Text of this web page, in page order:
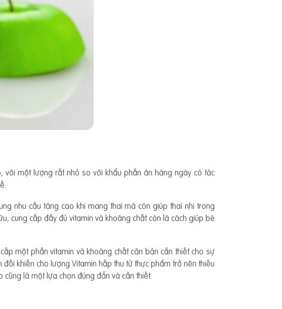
một lượng rất nhỏ so với khẩu phần ăn hàng ngày có tác
nhu cầu tăng cao khi mang thai mà còn giúp thai nhi trong
cung cấp đầy đủ vitamin và khoáng chất còn là cách giúp bé
một phần vitamin và khoáng chất căn bản cần thiết cho sự
khiến cho lượng Vitamin hấp thu từ thực phẩm trở nên thiếu
là một lựa chọn đúng đắn và cần thiết.